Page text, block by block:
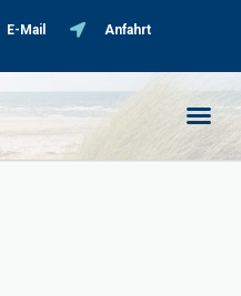
E-Mail Anfahrt